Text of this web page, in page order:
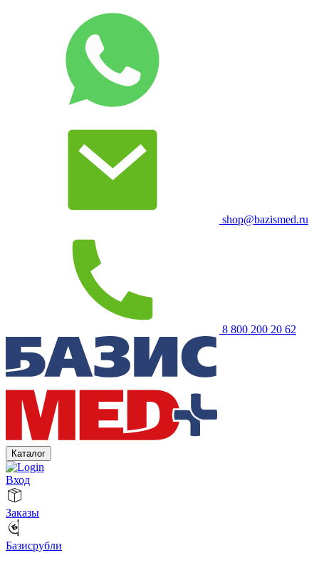
shop@bazismed.ru
8 800 200 20 62
Каталог
Вход
Заказы
Базисрубли